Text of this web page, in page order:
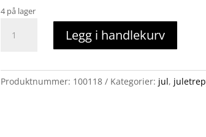
4 på lager
juletrepynt
Legg i handlekurv
Produktnummer: 100118 Kategorier: jul,